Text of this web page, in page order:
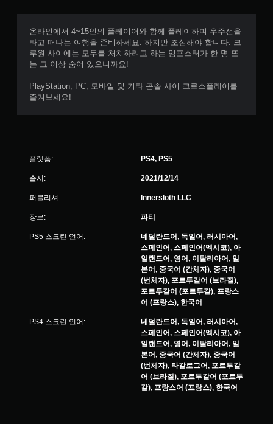
온라인에서 4~15인의 플레이어와 함께 플레이하며 우주선을
타고 떠나는 여행을 준비하세요. 하지만 조심해야 합니다. 크
루원 사이에는 모두를 처치하려고 하는 임포스터가 한 명 또
는 그 이상 숨어 있으니까요!
PlayStation, PC, 모바일 및 기타 콘솔 사이 크로스플레이를
즐겨보세요!
플랫폼: PS4, PS5
출시: 2021/12/14
퍼블리셔: Innersloth LLC
장르: 파티
PS5 스크린 언어:
네덜란드어, 독일어, 러시아어,
스페인어, 스페인어(멕시코), 아
일랜드어, 영어, 이탈리아어, 일
본어, 중국어 (간체자), 중국어
(번체자), 포르투갈어 (브라질),
포르투갈어 (포르투갈), 프랑스
어 (프랑스), 한국어
PS4 스크린 언어:
네덜란드어, 독일어, 러시아어,
스페인어, 스페인어(멕시코), 아
일랜드어, 영어, 이탈리아어, 일
본어, 중국어 (간체자), 중국어
(번체자), 타갈로그어, 포르투갈
어 (브라질), 포르투갈어 (포르투
갈), 프랑스어 (프랑스), 한국어